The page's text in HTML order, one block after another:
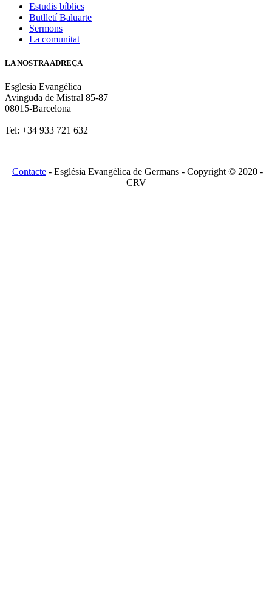
Estudis bíblics
Butlletí Baluarte
Sermons
La comunitat
LA NOSTRA ADREÇA
Esglesia Evangèlica
Avinguda de Mistral 85-87
08015-Barcelona
Tel: +34 933 721 632
Contacte- Església Evangèlica de Germans - Copyright © 2020 -
CRV